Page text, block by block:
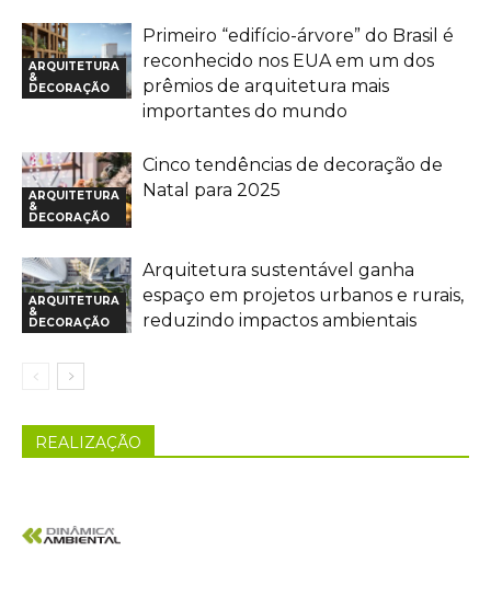
ARQUITETURA
&
DECORAÇÃO
Primeiro “edifício-árvore” do Brasil é
reconhecido nos EUA em um dos
prêmios de arquitetura mais
importantes do mundo
ARQUITETURA
&
DECORAÇÃO
Cinco tendências de decoração de
Natal para 2025
ARQUITETURA
&
DECORAÇÃO
Arquitetura sustentável ganha
espaço em projetos urbanos e rurais,
reduzindo impactos ambientais
REALIZAÇÃO